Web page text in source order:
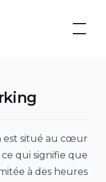
est situé au cœur
qui signifie que
à des heures